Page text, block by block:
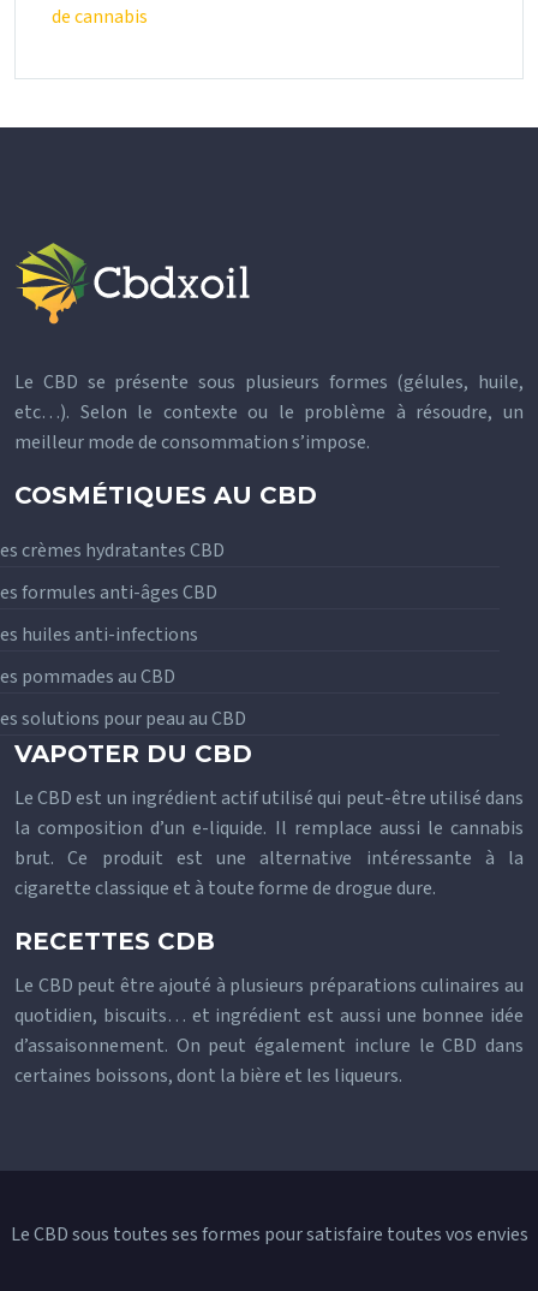
de cannabis
Le CBD se présente sous plusieurs formes (gélules, huile,
etc…). Selon le contexte ou le problème à résoudre, un
meilleur mode de consommation s’impose.
COSMÉTIQUES AU CBD
crèmes hydratantes CBD
formules anti-âges CBD
huiles anti-infections
pommades au CBD
solutions pour peau au CBD
VAPOTER DU CBD
Le CBD est un ingrédient actif utilisé qui peut-être utilisé dans
la composition d’un e-liquide. Il remplace aussi le cannabis
brut. Ce produit est une alternative intéressante à la
cigarette classique et à toute forme de drogue dure.
RECETTES CDB
Le CBD peut être ajouté à plusieurs préparations culinaires au
quotidien, biscuits… et ingrédient est aussi une bonnee idée
d’assaisonnement. On peut également inclure le CBD dans
certaines boissons, dont la bière et les liqueurs.
Le CBD sous toutes ses formes pour satisfaire toutes vos envies